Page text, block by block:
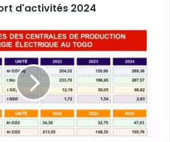
d'activités 2024